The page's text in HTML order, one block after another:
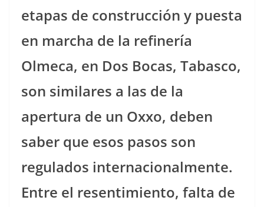
etapas de construcción y puesta
en marcha de la refinería
Olmeca, en Dos Bocas, Tabasco,
son similares a las de la
apertura de un Oxxo, deben
saber que esos pasos son
regulados internacionalmente.
Entre el resentimiento, falta de